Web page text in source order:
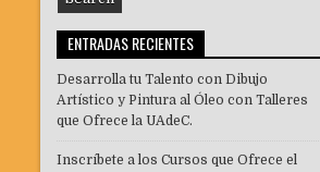
ENTRADAS RECIENTES
Desarrolla tu Talento con Dibujo
Artístico y Pintura al Óleo con Talleres
que Ofrece la UAdeC.
Inscríbete a los Cursos que Ofrece el